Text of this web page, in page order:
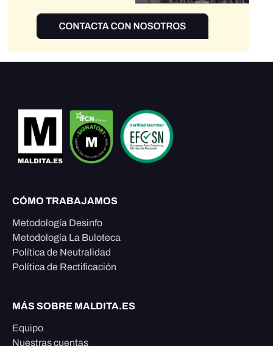
CÓMO TRABAJAMOS
Metodología Desinfo
Metodología La Buloteca
Política de Neutralidad
Política de Rectificación
MÁS SOBRE MALDITA.ES
Equipo
Nuestras cuentas